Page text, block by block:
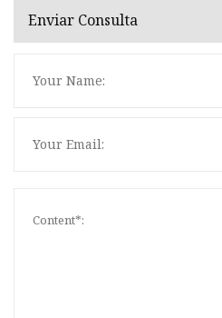
Enviar Consulta